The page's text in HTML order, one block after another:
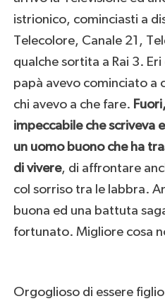
istrionico, cominciasti a
Telecolore, Canale 21,
qualche sortita a Rai 3.
papà avevo cominciato a
chi avevo a che fare.
impeccabile che scriveva
un uomo buono che ha
di vivere, di affrontare
col sorriso tra le labbra.
buona ed una battuta
fortunato. Migliore cosa
Orgoglioso di essere